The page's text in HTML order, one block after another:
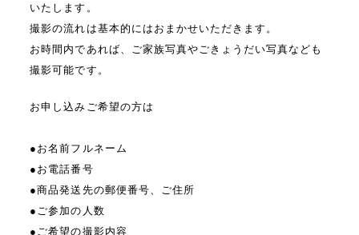
いたします。
撮影の流れは基本的にはおまかせいただきます。
お時間内であれば、ご家族写真やごきょうだい写真なども
撮影可能です。
お申し込みご希望の方は
●お名前フルネーム
●お電話番号
●商品発送先の郵便番号、ご住所
●ご参加の人数
●ご希望の撮影内容